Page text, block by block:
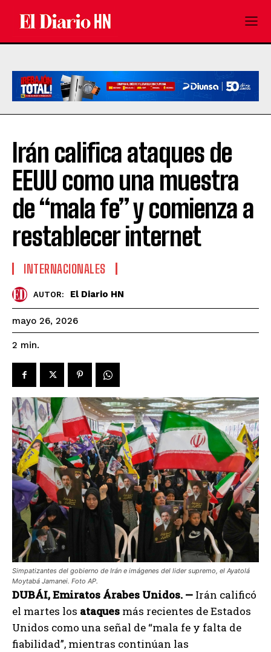
Irán califica ataques de
EEUU como una muestra
de “mala fe” y comienza a
restablecer internet
INTERNACIONALES
AUTOR: El Diario HN
mayo 26, 2026
2 min.
Simpatizantes del gobierno de Irán e imágenes del lider supremo, el Ayatolá
Moytabá Jamanei. Foto AP.
DUBÁI, Emiratos Árabes Unidos. — Irán calificó
el martes los ataques más recientes de Estados
Unidos como una señal de “mala fe y falta de
fiabilidad”, mientras continúan las